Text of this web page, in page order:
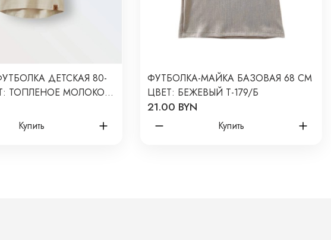
ДЕТСКАЯ 80-
ТОПЛЕНОЕ МОЛОКО
Купить
ФУТБОЛКА-МАЙКА БАЗОВАЯ 68 СМ
ЦВЕТ: БЕЖЕВЫЙ Т-179/Б
21.00 BYN
Купить